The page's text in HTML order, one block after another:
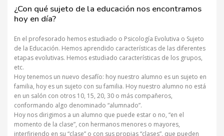
¿Con qué sujeto de la educación nos encontramos
hoy en día?
En el profesorado hemos estudiado o Psicología Evolutiva o Sujeto
de la Educación. Hemos aprendido características de las diferentes
etapas evolutivas. Hemos estudiado características de los grupos,
etc.
Hoy tenemos un nuevo desafío: hoy nuestro alumno es un sujeto en
familia, hoy es un sujeto con su familia. Hoy nuestro alumno no está
en un salón con otros 10, 15, 20, 30 o más compañeros,
conformando algo denominado “alumnado”.
Hoy nos dirigimos a un alumno que puede estar o no, “en el
momento de la clase”, con hermanos menores o mayores,
interfiriendo en su “clase” o con sus propias “clases”, que pueden